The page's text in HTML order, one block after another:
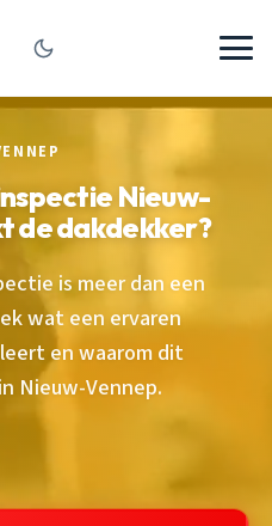
Nieuw-
de dakdekker?
is meer dan een
wat een ervaren
en waarom dit
Nieuw-Vennep.